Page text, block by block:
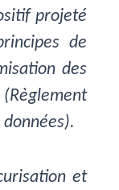
projeté
de
des
et